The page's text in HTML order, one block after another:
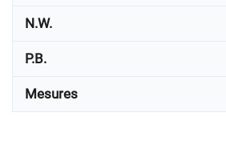
N.W.
P.B.
Mesures